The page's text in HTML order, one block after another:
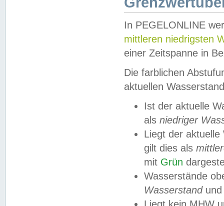
In PEGELONLINE
mittleren niedrigsten
einer Zeitspanne in
Die farblichen
aktuellen
Ist der aktuelle
als niedriger
Liegt der
gilt dies als
mit Grün
Wasserstände
Wasserstandund
Liegt kein MHW